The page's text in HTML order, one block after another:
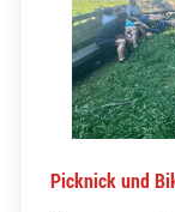
Picknick und